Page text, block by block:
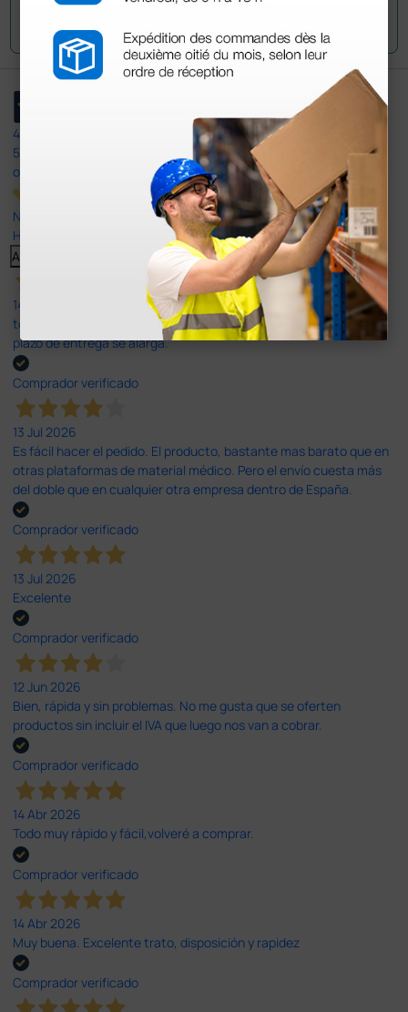
4,4
597
opiniones
Nuestras reseñas de 4 y 5 estrellas.
Haga clic aquí para leerlos todos >
Anterior
14 Jul 2026
todo correcto. podria señalar que un poco caro los portes y el
plazo de entrega se alarga.
Comprador verificado
13 Jul 2026
Es fácil hacer el pedido. El producto, bastante mas barato que en
otras plataformas de material médico. Pero el envío cuesta más
del doble que en cualquier otra empresa dentro de España.
Comprador verificado
13 Jul 2026
Excelente
Comprador verificado
12 Jun 2026
Bien, rápida y sin problemas. No me gusta que se oferten
productos sin incluir el IVA que luego nos van a cobrar.
Comprador verificado
14 Abr 2026
Todo muy rápido y fácil,volveré a comprar.
Comprador verificado
14 Abr 2026
Muy buena. Excelente trato, disposición y rapidez
Comprador verificado